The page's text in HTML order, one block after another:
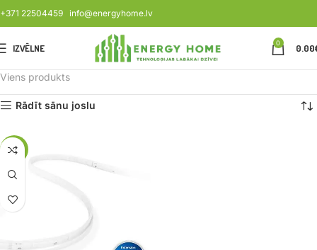
+371 22504459 info@energyhome.lv
IZVĒLNE 0 0.00
Viens produkts
Rādīt sānu joslu
-6%